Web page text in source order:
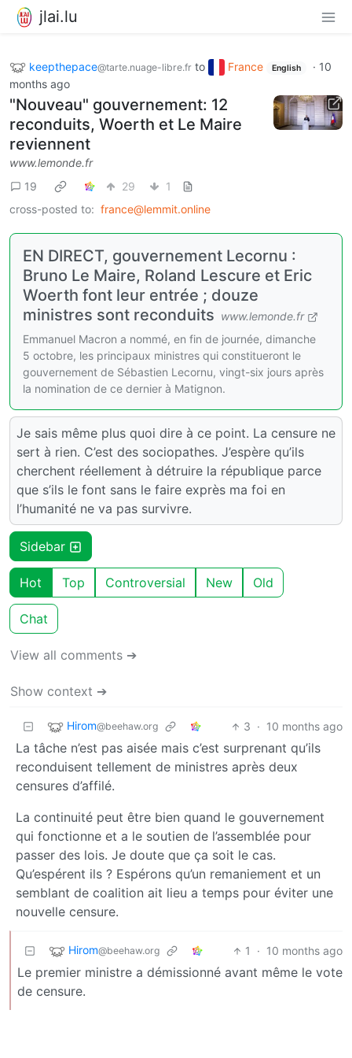
jlai.lu
keepthepace@tarte.nuage-libre.fr to France English · 10
months ago
"Nouveau" gouvernement: 12
reconduits, Woerth et Le Maire
reviennent
www.lemonde.fr
19
29
1
cross-posted to: france@lemmit.online
EN DIRECT, gouvernement Lecornu :
Bruno Le Maire, Roland Lescure et Eric
Woerth font leur entrée ; douze
ministres sont reconduits www.lemonde.fr
Emmanuel Macron a nommé, en fin de journée, dimanche
5 octobre, les principaux ministres qui constitueront le
gouvernement de Sébastien Lecornu, vingt-six jours après
la nomination de ce dernier à Matignon.
Je sais même plus quoi dire à ce point. La censure ne
sert à rien. C’est des sociopathes. J’espère qu’ils
cherchent réellement à détruire la république parce
que s’ils le font sans le faire exprès ma foi en
l’humanité ne va pas survivre.
Sidebar
Hot Top Controversial New Old
Chat
View all comments ➔
Show context ➔
Hirom@beehaw.org 3 · 10 months ago
La tâche n’est pas aisée mais c’est surprenant qu’ils
reconduisent tellement de ministres après deux
censures d’affilé.
La continuité peut être bien quand le gouvernement
qui fonctionne et a le soutien de l’assemblée pour
passer des lois. Je doute que ça soit le cas.
Qu’espérent ils ? Espérons qu’un remaniement et un
semblant de coalition ait lieu a temps pour éviter une
nouvelle censure.
Hirom@beehaw.org 1 · 10 months ago
Le premier ministre a démissionné avant même le vote
de censure.